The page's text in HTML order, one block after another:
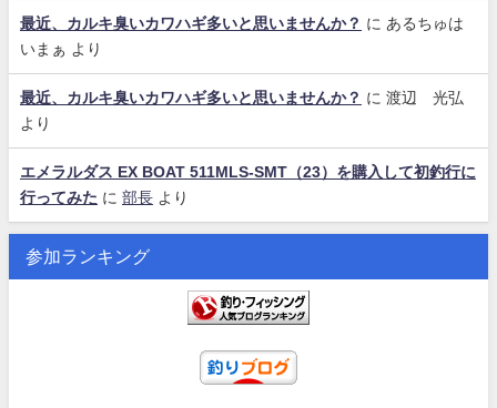
最近、カルキ臭いカワハギ多いと思いませんか？ に あるちゅは
いまぁ
より
最近、カルキ臭いカワハギ多いと思いませんか？ に 渡辺 光弘
より
エメラルダス EX BOAT 511MLS-SMT（23）を購入して初釣行に
行ってみた に 部長 より
参加ランキング